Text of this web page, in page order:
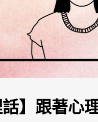
話】跟著心